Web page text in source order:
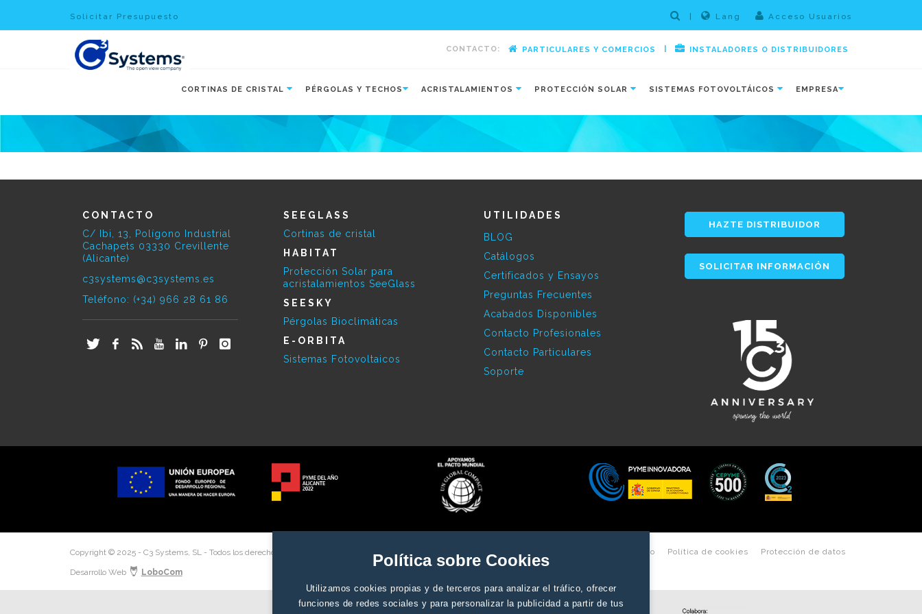
Política sobre Cookies
Utilizamos cookies propias y de terceros para analizar el tráfico, ofrecer
funciones de redes sociales y para personalizar la publicidad a partir de tus
Solicitar Presupuesto Acceso Usuarios
Lang
CONTACTO: PARTICULARES Y COMERCIOS INSTALADORES O DISTRIBUIDORES
CORTINAS DE CRISTAL PÉRGOLAS Y TECHOS ACRISTALAMIENTOS PROTECCIÓN SOLAR SISTEMAS FOTOVOLTÁICOS EMPRESA
CONTACTO
C/ Ibi, 13, Polígono Industrial
Cachapets 03330 Crevillente
(Alicante)
c3systems@c3systems.es
Teléfono: (+34) 966 28 61 86
SEEGLASS
Cortinas de cristal
HABITAT
Protección Solar para
acristalamientos SeeGlass
SEESKY
Pérgolas Bioclimáticas
E-ORBITA
Sistemas Fotovoltaicos
UTILIDADES
BLOG
Catálogos
Certificados y Ensayos
Preguntas Frecuentes
Acabados Disponibles
Contacto Profesionales
Contacto Particulares
Soporte
HAZTE DISTRIBUIDOR
SOLICITAR INFORMACIÓN
Copyright © 2025 - C3 Systems, SL - Todos los derechos reservados
Desarrollo Web LoboCom
Protección de datos
Política de cookies
Aviso legal y condiciones generales de uso